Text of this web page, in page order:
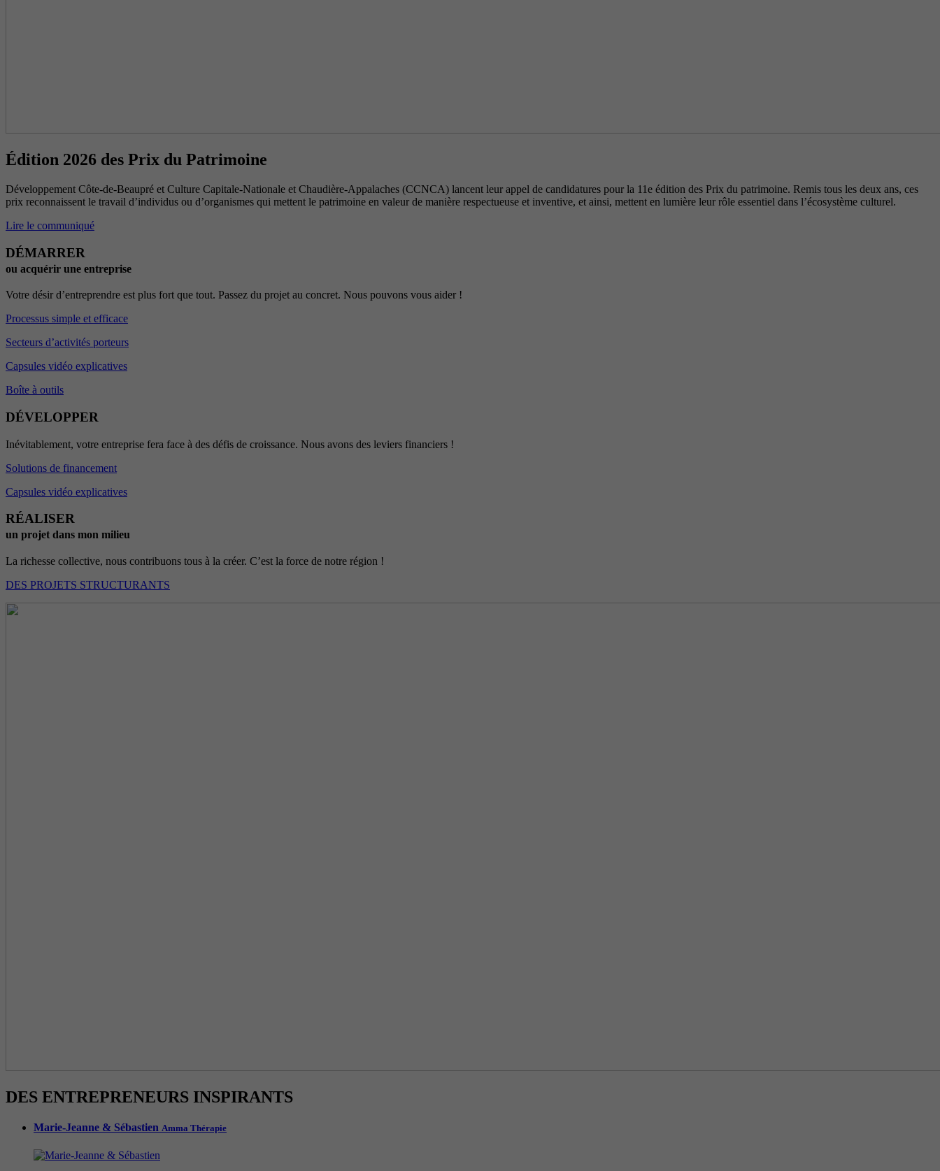
Édition 2026 des Prix du Patrimoine
Développement Côte-de-Beaupré et Culture Capitale-Nationale et Chaudière-Appalaches (CCNCA) lancent leur appel de candidatures pour la 11e édition des Prix du patrimoine. Remis tous les deux ans, ces
prix reconnaissent le travail d’individus ou d’organismes qui mettent le patrimoine en valeur de manière respectueuse et inventive, et ainsi, mettent en lumière leur rôle essentiel dans l’écosystème culturel.
Lire le communiqué
DÉMARRER
ou acquérir une entreprise
Votre désir d’entreprendre est plus fort que tout. Passez du projet au concret. Nous pouvons vous aider !
Processus simple et efficace
Secteurs d’activités porteurs
Capsules vidéo explicatives
Boîte à outils
DÉVELOPPER
Inévitablement, votre entreprise fera face à des défis de croissance. Nous avons des leviers financiers !
Solutions de financement
Capsules vidéo explicatives
RÉALISER
un projet dans mon milieu
La richesse collective, nous contribuons tous à la créer. C’est la force de notre région !
DES PROJETS STRUCTURANTS
DES ENTREPRENEURS INSPIRANTS
Marie-Jeanne & Sébastien Amma Thérapie